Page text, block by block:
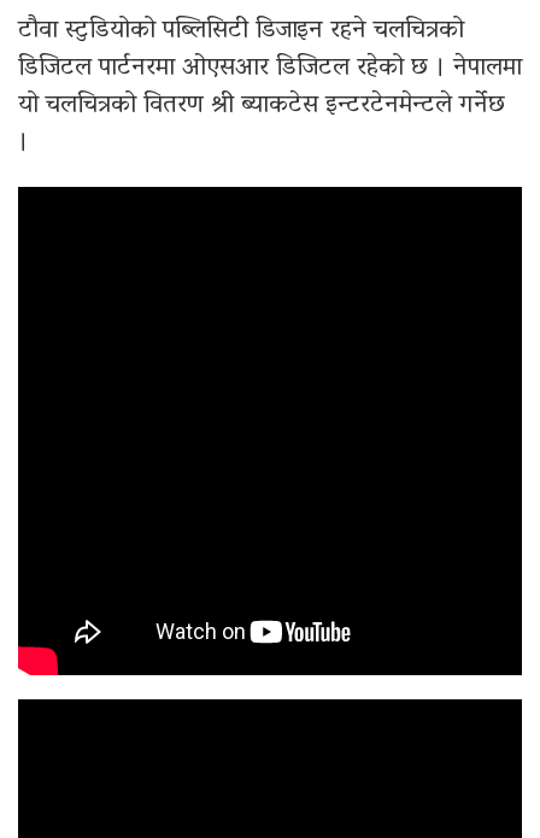
टौवा स्टुडियोको पब्लिसिटी डिजाइन रहने चलचित्रको
डिजिटल पार्टनरमा ओएसआर डिजिटल रहेको छ । नेपालमा
यो चलचित्रको वितरण श्री ब्याकटेस इन्टरटेनमेन्टले गर्नेछ
।